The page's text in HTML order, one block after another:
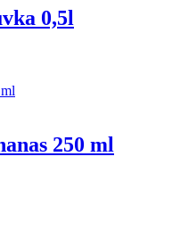
0,5l
250 ml